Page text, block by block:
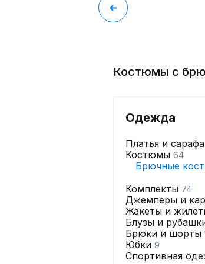
Костюмы с
Одежда
Платья и
Костюмы 64
Брючные
Комплекты 74
Джемперы и
Жакеты и
Блузы и
Брюки и шорты
Юбки 9
Спортивная